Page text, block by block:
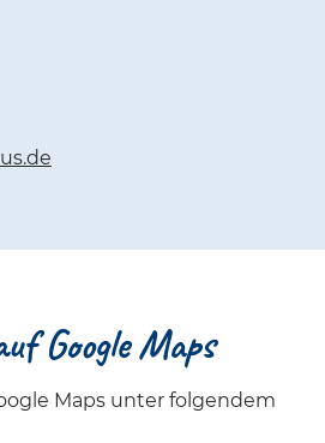
Google Maps
Maps unter folgendem